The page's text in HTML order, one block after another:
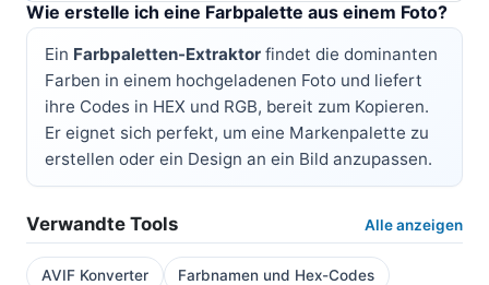
Wie erstelle ich eine Farbpalette aus einem Foto?
Ein Farbpaletten-Extraktor findet die dominanten
Farben in einem hochgeladenen Foto und liefert
ihre Codes in HEX und RGB, bereit zum Kopieren.
Er eignet sich perfekt, um eine Markenpalette zu
erstellen oder ein Design an ein Bild anzupassen.
Verwandte Tools Alle anzeigen
AVIF Konverter Farbnamen und Hex-Codes